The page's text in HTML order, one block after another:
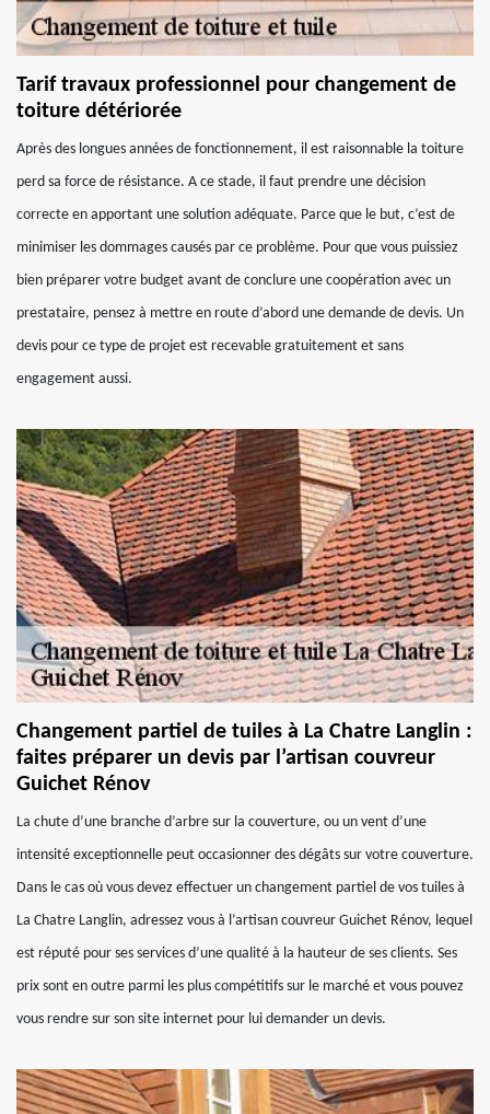
Tarif travaux professionnel pour changement de
toiture détériorée
Après des longues années de fonctionnement, il est raisonnable la toiture
perd sa force de résistance. A ce stade, il faut prendre une décision
correcte en apportant une solution adéquate. Parce que le but, c’est de
minimiser les dommages causés par ce problème. Pour que vous puissiez
bien préparer votre budget avant de conclure une coopération avec un
prestataire, pensez à mettre en route d’abord une demande de devis. Un
devis pour ce type de projet est recevable gratuitement et sans
engagement aussi.
Changement partiel de tuiles à La Chatre Langlin :
faites préparer un devis par l’artisan couvreur
Guichet Rénov
La chute d’une branche d’arbre sur la couverture, ou un vent d’une
intensité exceptionnelle peut occasionner des dégâts sur votre couverture.
Dans le cas où vous devez effectuer un changement partiel de vos tuiles à
La Chatre Langlin, adressez vous à l’artisan couvreur Guichet Rénov, lequel
est réputé pour ses services d’une qualité à la hauteur de ses clients. Ses
prix sont en outre parmi les plus compétitifs sur le marché et vous pouvez
vous rendre sur son site internet pour lui demander un devis.